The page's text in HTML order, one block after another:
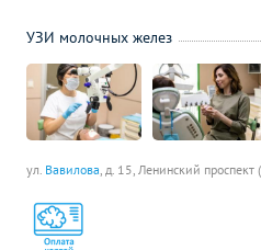
ул. Вавилова, д. 15, Ленинский
УЗИ молочных желез